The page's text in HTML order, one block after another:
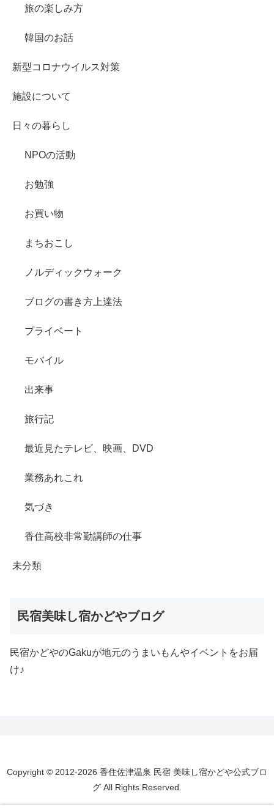
旅の楽しみ方
韓国のお話
新型コロナウイルス対策
施設について
日々の暮らし
NPOの活動
お勉強
お買い物
まちおこし
ノルディックウォーク
ブログの書き方上達法
プライベート
モバイル
出来事
旅行記
最近見たテレビ、映画、DVD
業務あれこれ
気づき
香住高校非常勤講師の仕事
未分類
民宿美味し宿かどやブログ
民宿かどやのGakuが地元のうまいもんやイベントをお届
け♪
Copyright © 2012-2026 香住佐津温泉 民宿 美味し宿かどや公式ブロ
グ All Rights Reserved.